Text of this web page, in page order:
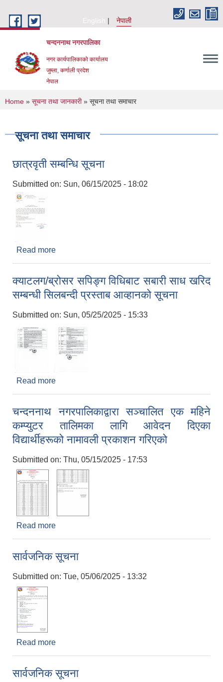
English
नेपाली
चन्दननाथ नगरपालिका
नगर कार्यपालिकाको कार्यालय
जुम्ला, कर्णाली प्रदेश
नेपाल
You are here
Home » सूचना तथा जानकारी» सूचना तथा समाचार
सूचना तथा समाचार
छात्रवृती सम्बन्धि सूचना
Submitted on: Sun, 06/15/2025 - 18:02
Read more
क्याटलग/ब्रोसर सपिङ्ग विधिबाट सबारी साध खरिद
सम्बन्धी सिलबन्दी प्रस्ताब आव्हानको सूचना
Submitted on: Sun, 05/25/2025 - 15:33
Read more
चन्दननाथ नगरपालिकाद्वारा सञ्चालित एक महिने
कम्प्युटर तालिमका लागि आवेदन दिएका
विद्यार्थीहरूको नामावली प्रकाशन गरिएको
Submitted on: Thu, 05/15/2025 - 17:53
Read more
सार्वजनिक सूचना
Submitted on: Tue, 05/06/2025 - 13:32
Read more
सार्वजनिक सूचना